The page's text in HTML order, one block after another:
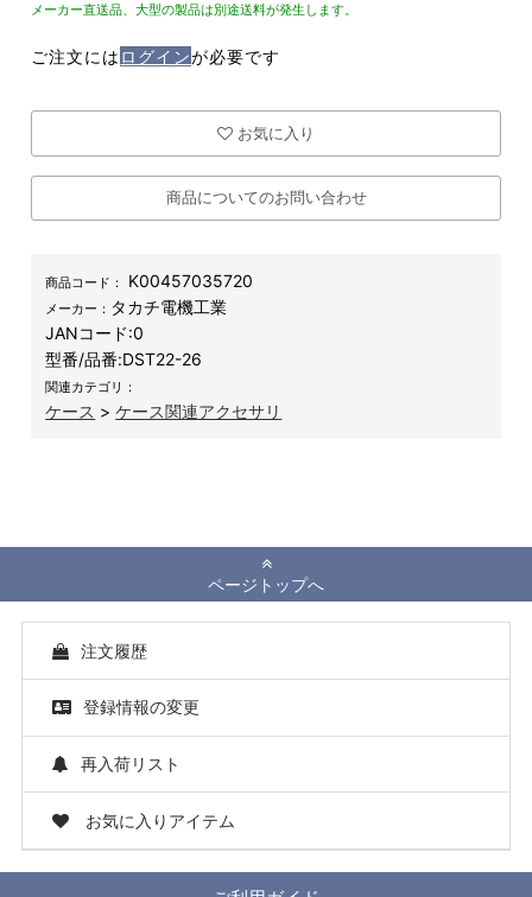
メーカー直送品、大型の製品は別途送料が発生します。
ご注文には ログインが必要です
お気に入り
商品についてのお問い合わせ
商品コード： K00457035720
メーカー： タカチ電機工業
JANコード:0
型番/品番:DST22-26
関連カテゴリ：
ケース >ケース関連アクセサリ
ページトップへ
注文履歴
登録情報の変更
再入荷リスト
お気に入りアイテム